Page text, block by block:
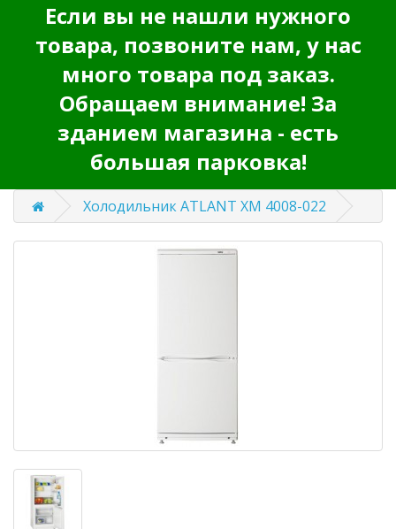
Если вы не нашли нужного
товара, позвоните нам, у нас
много товара под заказ.
Обращаем внимание! За
зданием магазина - есть
большая парковка!
Холодильник ATLANT ХМ 4008-022